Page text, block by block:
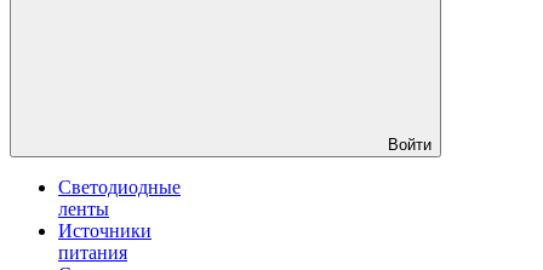
Войти
Светодиодные
ленты
Источники
питания